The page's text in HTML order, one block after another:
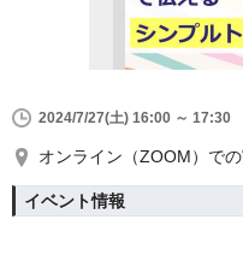
2024/7/27(土) 16:00 ～ 17:30
オンライン（ZOOM）で
イベント情報